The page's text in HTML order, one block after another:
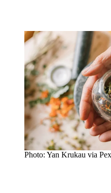
Photo: Yan Krukau via